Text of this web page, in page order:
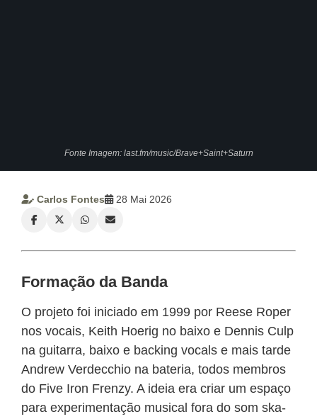
LISTAS
APP
Fonte Imagem: last.fm/music/Brave+Saint+Saturn
Carlos Fontes 28 Mai 2026
Formação da Banda
O projeto foi iniciado em 1999 por Reese Roper
nos vocais, Keith Hoerig no baixo e Dennis Culp
na guitarra, baixo e backing vocals e mais tarde
Andrew Verdecchio na bateria, todos membros
do Five Iron Frenzy. A ideia era criar um espaço
para experimentação musical fora do som ska-